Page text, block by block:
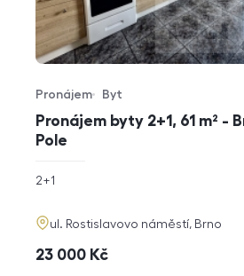
Pronájem byty 2+1, 61 m² -
Pole
Typ nabídky
Pronájem
Typ nemovitosti
Byt
rozměry
dispozice
2+1
adresa
ul. Rostislavovo náměstí, Brno
cena
23 000 Kč